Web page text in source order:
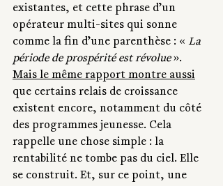
existantes, et cette phrase d’un
opérateur multi-sites qui sonne
comme la fin d’une parenthèse : « La
période de prospérité est révolue ».
Mais le même rapport montre aussi
que certains relais de croissance
existent encore, notamment du côté
des programmes jeunesse. Cela
rappelle une chose simple : la
rentabilité ne tombe pas du ciel. Elle
se construit. Et, sur ce point, une